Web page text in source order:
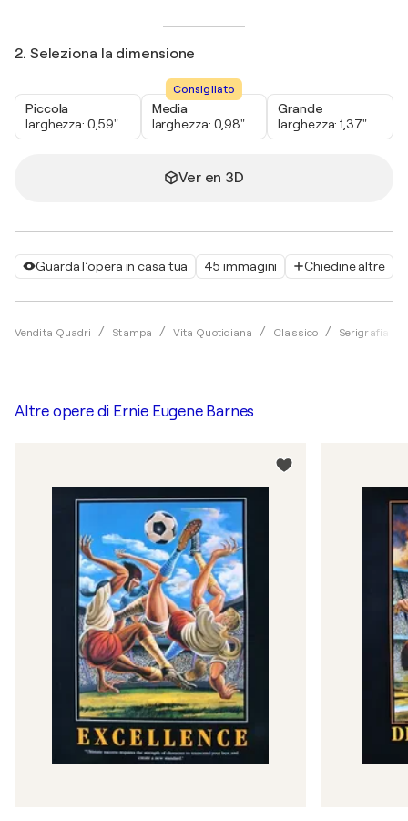
Guarda l’opera in casa tua 45 immagini Chiedine altre
Vendita Quadri Stampa Vita Quotidiana Classico Serigrafia
2. Seleziona la dimensione
Piccola
larghezza: 0,59"
Consigliato
Media
larghezza: 0,98"
Grande
larghezza: 1,37"
Ver en 3D
Altre opere di Ernie Eugene Barnes